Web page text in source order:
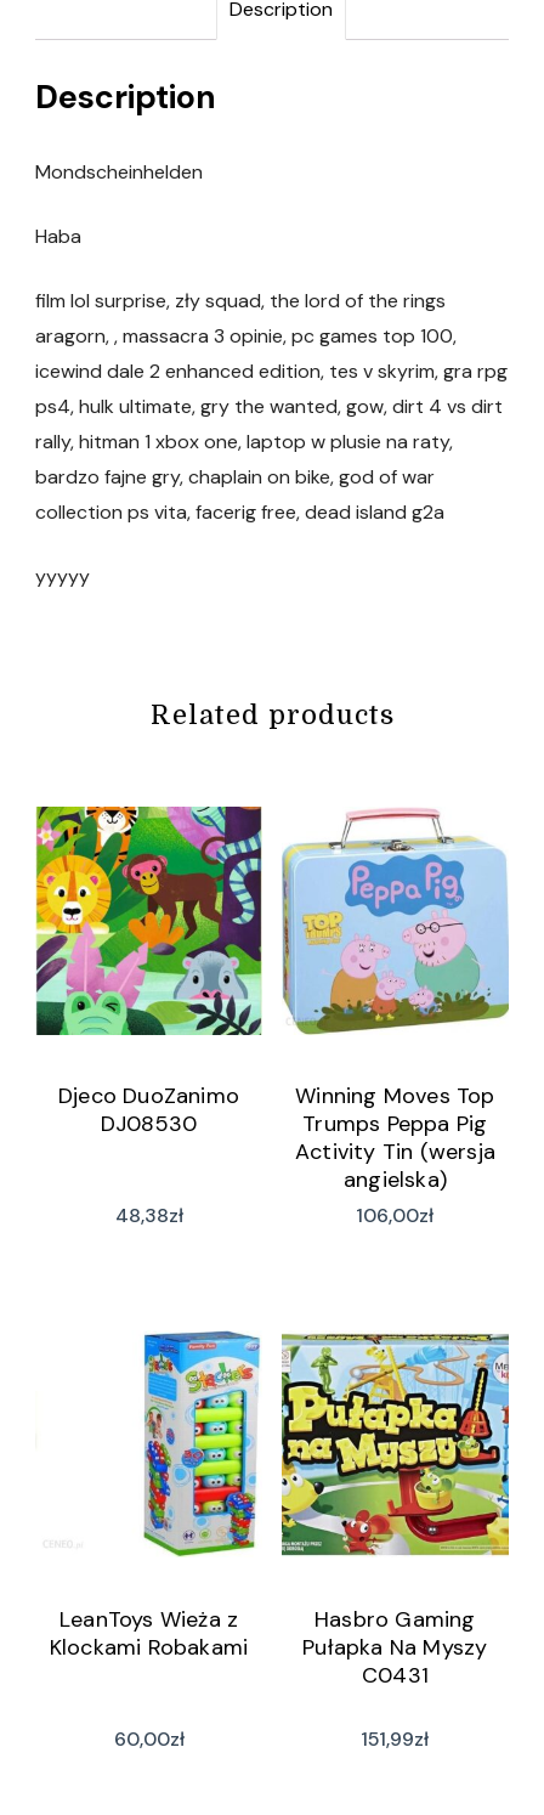
Description
Description
Mondscheinhelden
Haba
film lol surprise, zły squad, the lord of the rings
aragorn, , massacra 3 opinie, pc games top 100,
icewind dale 2 enhanced edition, tes v skyrim, gra rpg
ps4, hulk ultimate, gry the wanted, gow, dirt 4 vs dirt
rally, hitman 1 xbox one, laptop w plusie na raty,
bardzo fajne gry, chaplain on bike, god of war
collection ps vita, facerig free, dead island g2a
yyyyy
Related products
Djeco DuoZanimo
DJ08530
48,38zł
Winning Moves Top
Trumps Peppa Pig
Activity Tin (wersja
angielska)
106,00zł
LeanToys Wieża z
Klockami Robakami
60,00zł
Hasbro Gaming
Pułapka Na Myszy
C0431
151,99zł